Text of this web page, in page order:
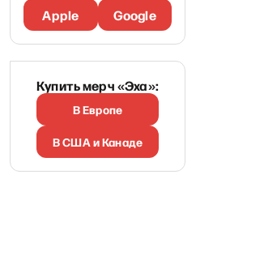
Apple
Google
Купить мерч «Эха»:
В Европе
В США и Канаде